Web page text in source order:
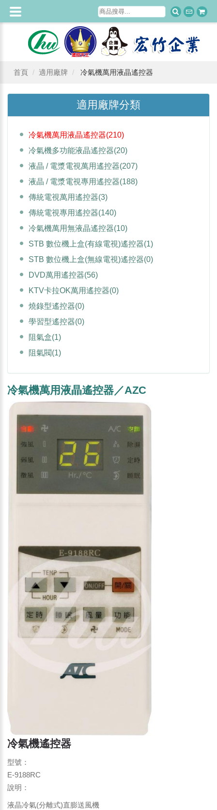
首頁 適用廠牌 冷氣機萬用液晶遙控器
適用廠牌分類
冷氣機萬用液晶遙控器(210)
冷氣機多功能液晶遙控器(20)
液晶 / 電漿電視萬用遙控器(207)
液晶 / 電漿電視專用遙控器(188)
傳統電視萬用遙控器(3)
傳統電視專用遙控器(140)
冷氣機萬用無液晶遙控器(10)
STB 數位機上盒(有線電視)遙控器(1)
STB 數位機上盒(無線電視)遙控器(0)
DVD萬用遙控器(56)
KTV卡拉OK萬用遙控器(0)
燒錄型遙控器(0)
學習型遙控器(0)
阻氣盒(1)
阻氣閥(1)
冷氣機萬用液晶遙控器／AZC
冷氣機遙控器
型號：
E-9188RC
說明：
液晶冷氣(分離式)直膨送風機